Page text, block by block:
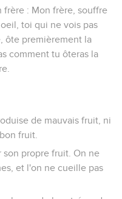
frère : Mon frère, souffre
toi qui ne vois pas
ôte premièrement la
comment tu ôteras la
de mauvais fruit, ni
fruit.
son propre fruit. On ne
et l'on ne cueille pas